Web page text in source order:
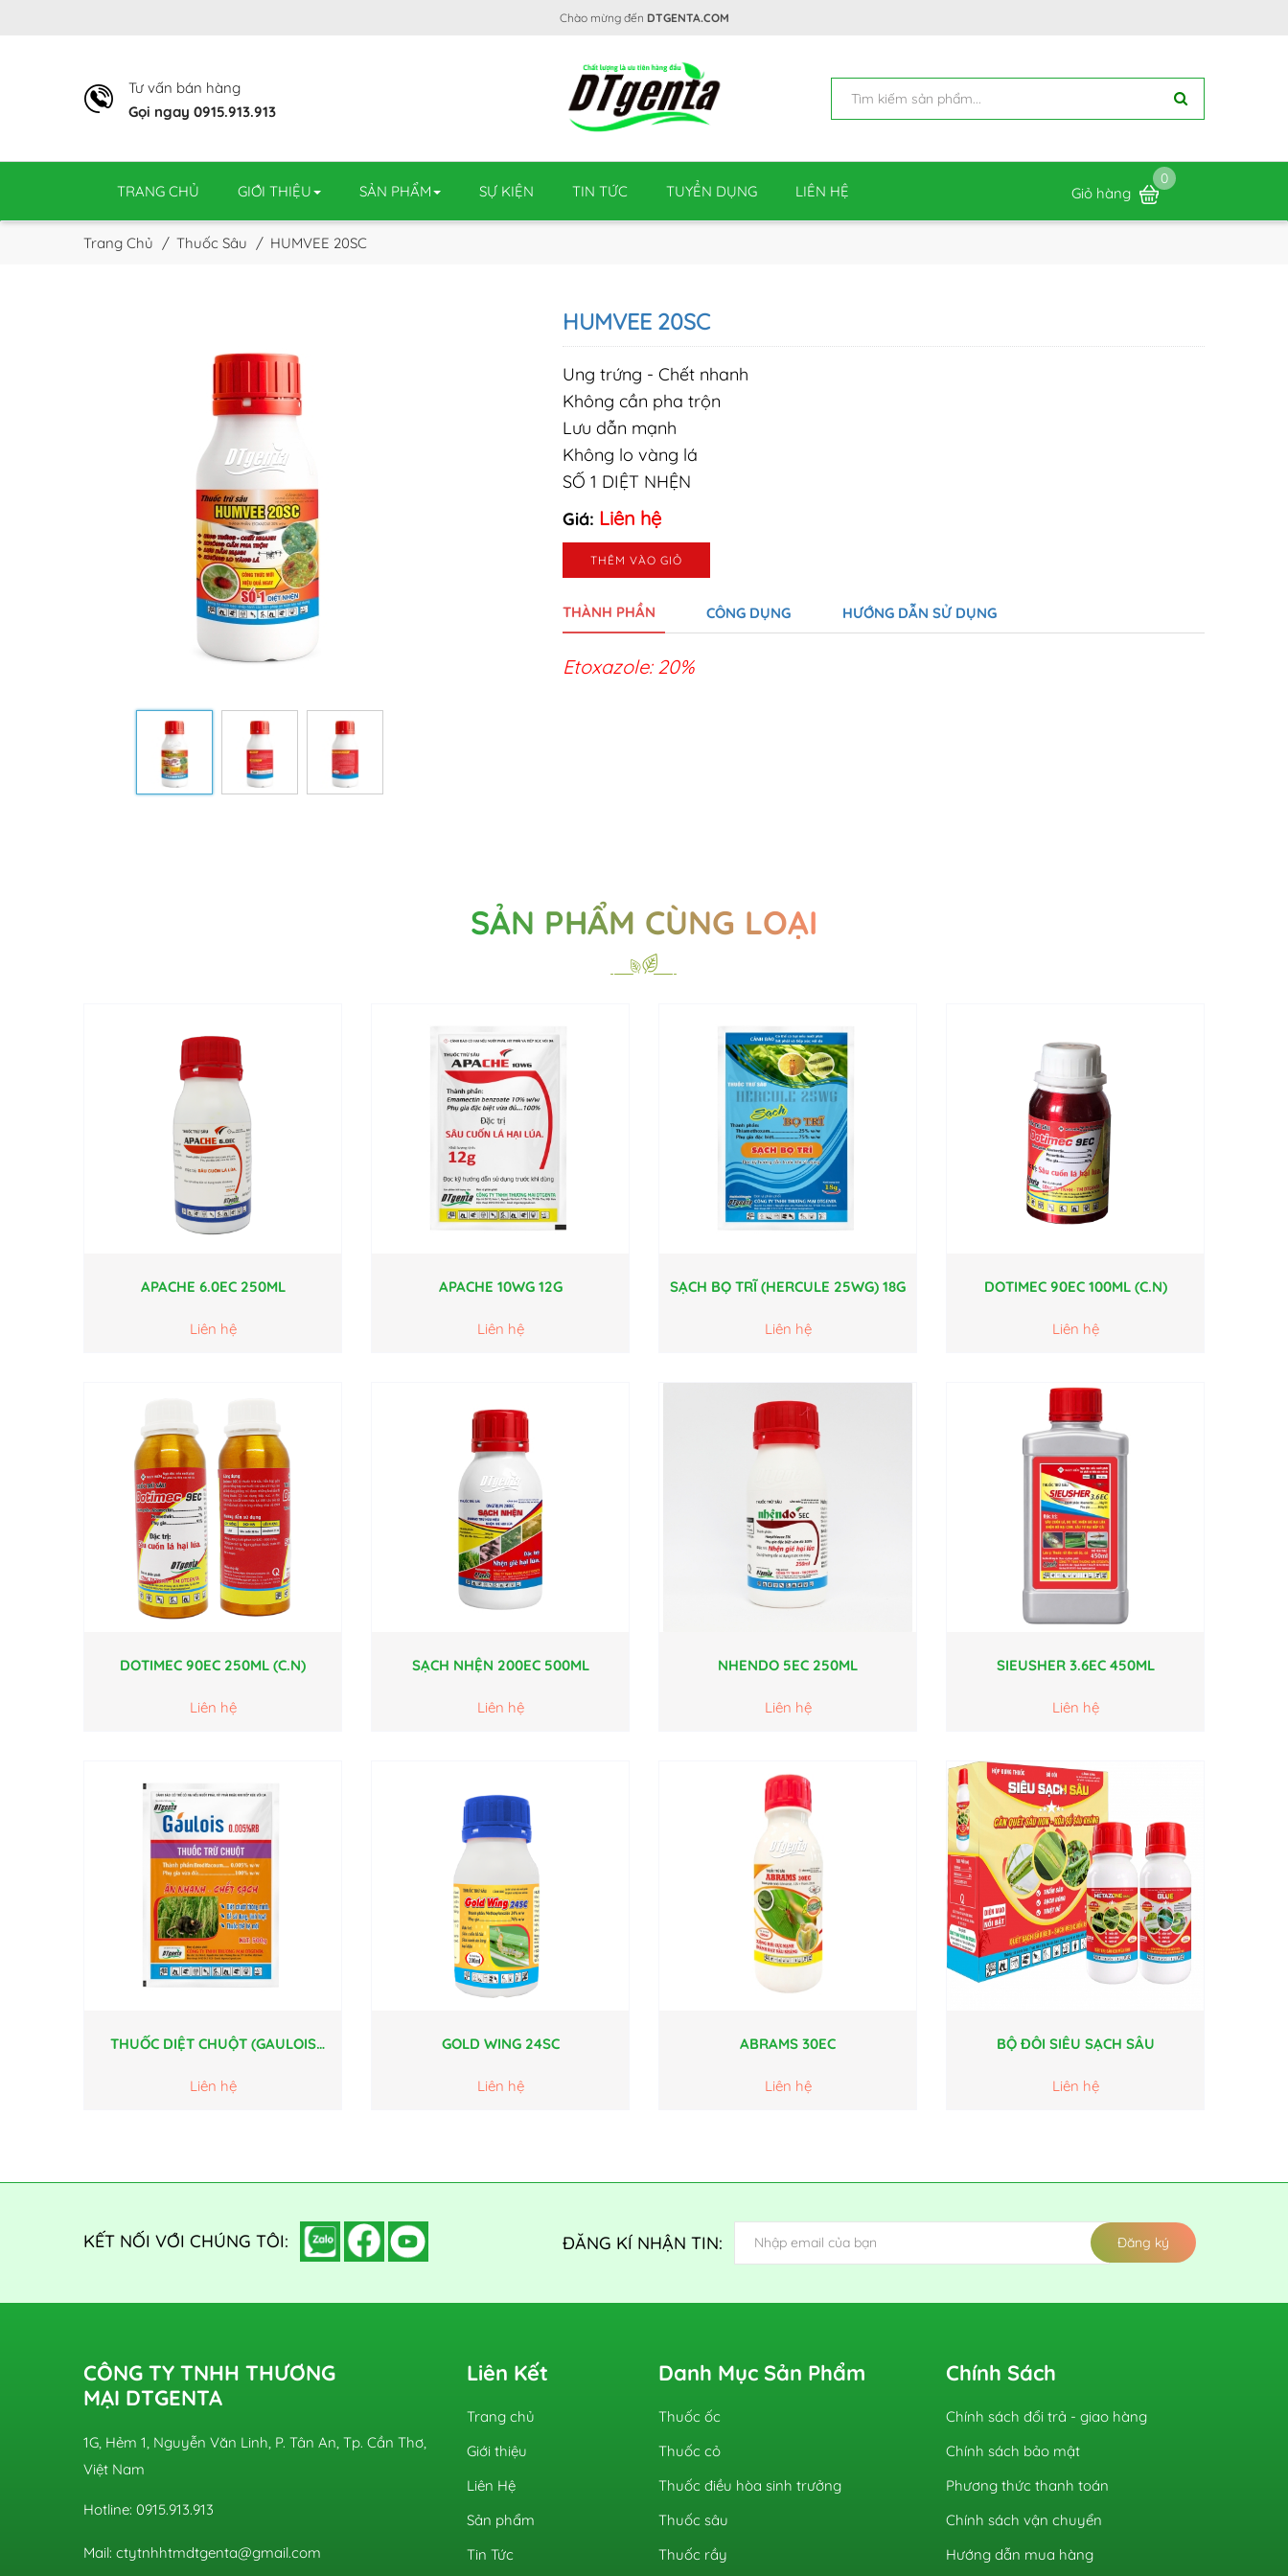
Chào mừng đến DTGENTA.COM
Tư vấn bán hàng
Gọi ngay 0915.913.913
TRANG CHỦ GIỚI THIỆU SẢN PHẨM SỰ KIỆN TIN TỨC TUYỂN DỤNG LIÊN HỆ Giỏ hàng
0
Trang Chủ Thuốc Sâu HUMVEE 20SC
HUMVEE 20SC
Ung trứng - Chết nhanh
Không cần pha trộn
Lưu dẫn mạnh
Không lo vàng lá
SỐ 1 DIỆT NHỆN
Giá: Liên hệ
THÊM VÀO GIỎ
THÀNH PHẦN CÔNG DỤNG HƯỚNG DẪN SỬ DỤNG
Etoxazole: 20%
SẢN PHẨM CÙNG LOẠI
APACHE 6.0EC 250ML
Liên hệ
APACHE 10WG 12G
Liên hệ
SẠCH BỌ TRĨ (HERCULE 25WG) 18G
Liên hệ
DOTIMEC 90EC 100ML (C.N)
Liên hệ
DOTIMEC 90EC 250ML (C.N)
Liên hệ
SẠCH NHỆN 200EC 500ML
Liên hệ
NHENDO 5EC 250ML
Liên hệ
SIEUSHER 3.6EC 450ML
Liên hệ
THUỐC DIỆT CHUỘT (GAULOIS
Liên hệ
GOLD WING 24SC
Liên hệ
ABRAMS 30EC
Liên hệ
BỘ ĐÔI SIÊU SẠCH SÂU
Liên hệ
KẾT NỐI VỚI CHÚNG TÔI: ĐĂNG KÍ NHẬN TIN: Đăng ký
CÔNG TY TNHH THƯƠNG
MẠI DTGENTA
1G, Hẻm 1, Nguyễn Văn Linh, P. Tân An, Tp. Cần Thơ,
Việt Nam
Hotline: 0915.913.913
Mail: ctytnhhtmdtgenta@gmail.com
Liên Kết
Trang chủ
Giới thiệu
Liên Hệ
Sản phẩm
Tin Tức
Danh Mục Sản Phẩm
Thuốc ốc
Thuốc cỏ
Thuốc điều hòa sinh trưởng
Thuốc sâu
Thuốc rầy
Chính Sách
Chính sách đổi trả - giao hàng
Chính sách bảo mật
Phương thức thanh toán
Chính sách vận chuyển
Hướng dẫn mua hàng